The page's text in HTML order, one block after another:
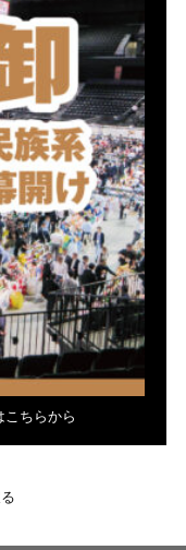
ちらから